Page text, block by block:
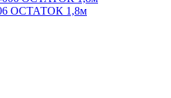
ОСТАТОК 1,8м